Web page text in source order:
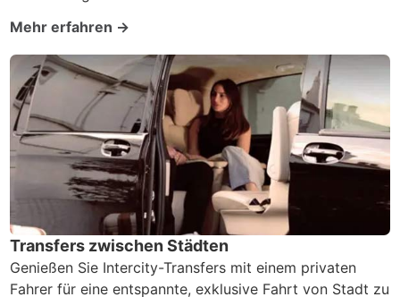
Mehr erfahren →
Transfers zwischen Städten
Genießen Sie Intercity-Transfers mit einem privaten
Fahrer für eine entspannte, exklusive Fahrt von Stadt zu